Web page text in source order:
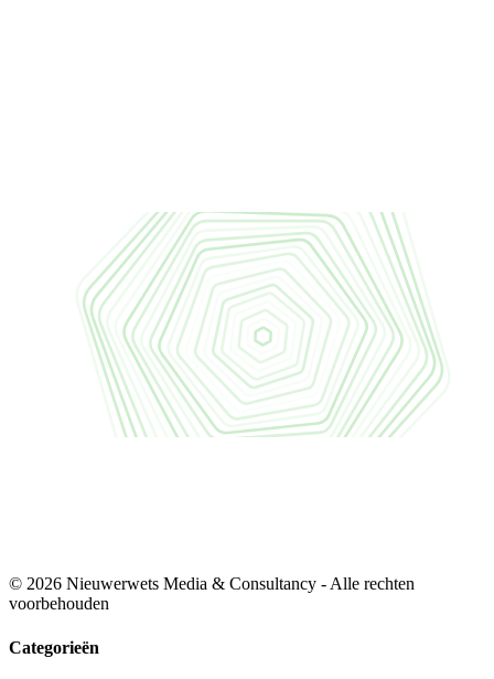
© 2026 Nieuwerwets Media & Consultancy - Alle rechten
voorbehouden
Categorieën